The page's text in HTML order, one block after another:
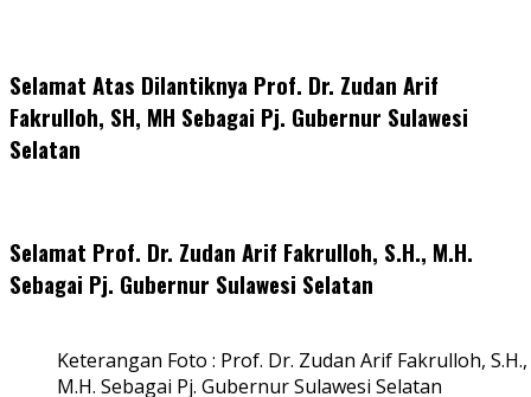
Selamat Atas Dilantiknya Prof. Dr. Zudan Arif
Fakrulloh, SH, MH Sebagai Pj. Gubernur Sulawesi
Selatan
Selamat Prof. Dr. Zudan Arif Fakrulloh, S.H., M.H.
Sebagai Pj. Gubernur Sulawesi Selatan
Keterangan Foto : Prof. Dr. Zudan Arif Fakrulloh, S.H.,
M.H. Sebagai Pj. Gubernur Sulawesi Selatan